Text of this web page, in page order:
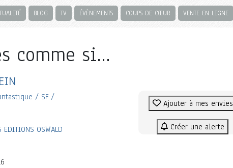
BLOG TV ÉVÈNEMENTS COUPS DE CŒUR VENTE EN LIGNE
comme si...
/ SF /
EDITIONS OSWALD
Ajouter à mes envies
Créer une alerte